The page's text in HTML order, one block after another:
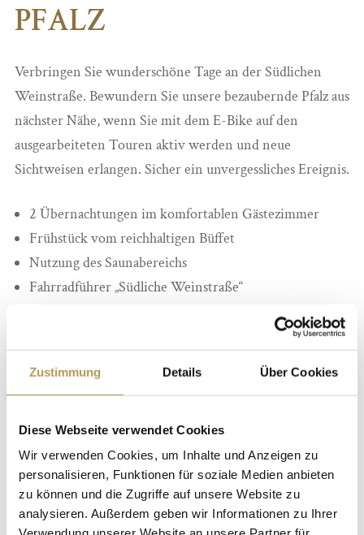
Zustimmung Details Über Cookies
Diese Webseite verwendet Cookies
Wir verwenden Cookies, um Inhalte und Anzeigen zu
personalisieren, Funktionen für soziale Medien anbieten
zu können und die Zugriffe auf unsere Website zu
analysieren. Außerdem geben wir Informationen zu Ihrer
PFALZ
Verbringen Sie wunderschöne Tage an der Südlichen
Weinstraße. Bewundern Sie unsere bezaubernde Pfalz aus
nächster Nähe, wenn Sie mit dem E-Bike auf den
ausgearbeiteten Touren aktiv werden und neue
Sichtweisen erlangen. Sicher ein unvergessliches Ereignis.
2 Übernachtungen im komfortablen Gästezimmer
Frühstück vom reichhaltigen Büffet
Nutzung des Saunabereichs
Fahrradführer „Südliche Weinstraße“
E-Bike in 45 cm oder 50 cm Rahmenhöhe an zwei
ganzen Tagen
Firma Family Bike in Edenkoben abgeschlossen. Das Hotel
übernimmt insoweit keine Haftung.
Übernachtungen:2 Nächte
Preis (Preise p.P.):284 Euro im Doppelzimmer / 299